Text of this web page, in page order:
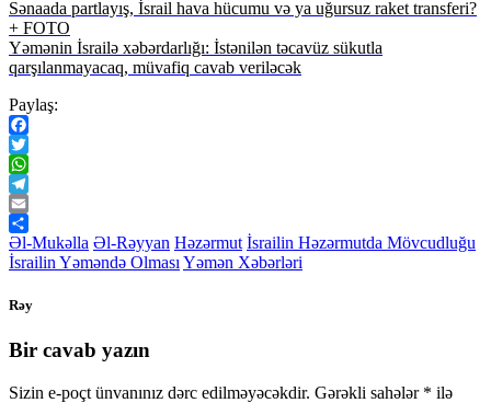
Sənaada partlayış, İsrail hava hücumu və ya uğursuz raket transferi?
+ FOTO
Yəmənin İsrailə xəbərdarlığı: İstənilən təcavüz sükutla
qarşılanmayacaq, müvafiq cavab veriləcək
Paylaş:
Facebook
Twitter
WhatsApp
Telegram
Email
Share
Əl-Mukəlla Əl-Rəyyan Həzərmut İsrailin Həzərmutda Mövcudluğu
İsrailin Yəməndə Olması Yəmən Xəbərləri
Rəy
Bir cavab yazın
Sizin e-poçt ünvanınız dərc edilməyəcəkdir. Gərəkli sahələr * ilə